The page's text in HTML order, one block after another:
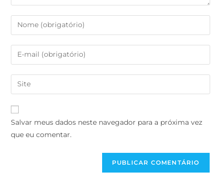
Salvar meus dados neste navegador para a próxima vez
que eu comentar.